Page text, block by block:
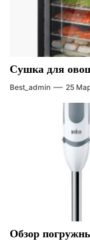
Сушка для
Best_admin 25
Обзор